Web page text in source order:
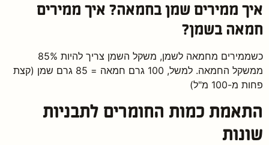
איך ממירים שמן בחמאה? איך ממירים
חמאה בשמן?
כשממירים מחמאה לשמן, משקל השמן צריך להיות 85%
ממשקל החמאה. למשל, 100 גרם חמאה = 85 גרם שמן (קצת
פחות מ-100 מ"ל)
התאמת כמות החומרים לתבניות
שונות